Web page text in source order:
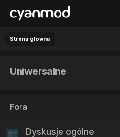
Strona główna
Uniwersalne
Fora
Dyskusje ogólne